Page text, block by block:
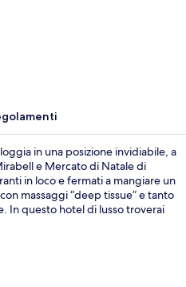
in una posizione invidiabile, a
e Mercato di Natale di
in loco e fermati a mangiare un
massaggi “deep tissue” e tanto
In questo hotel di lusso troverai
il personale gentile della